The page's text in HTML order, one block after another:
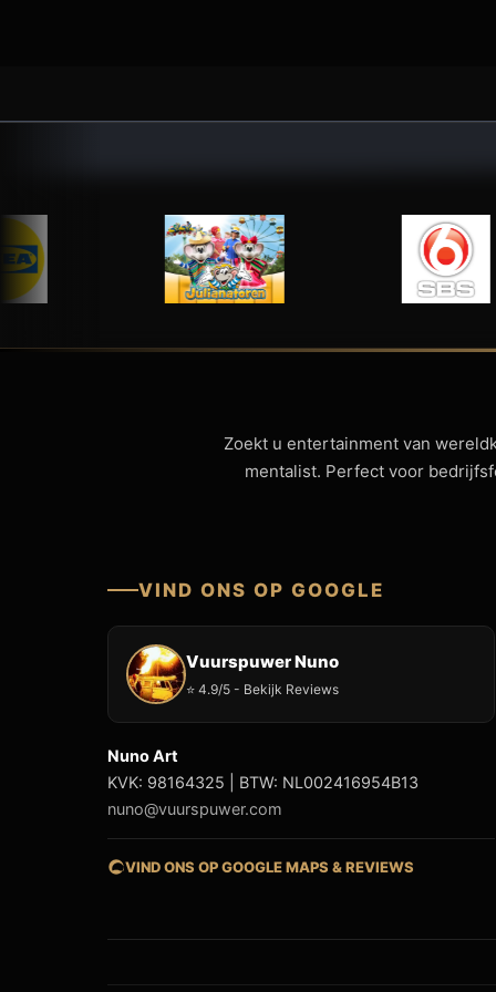
Zoekt u entertainment van
mentalist. Perfect voor
VIND ONS OP GOOGLE
Vuurspuwer Nuno
⭐ 4.9/5 - Bekijk Reviews
Nuno Art
KVK: 98164325 | BTW: NL002416954B13
nuno@vuurspuwer.com
VIND ONS OP GOOGLE MAPS & REVIEWS